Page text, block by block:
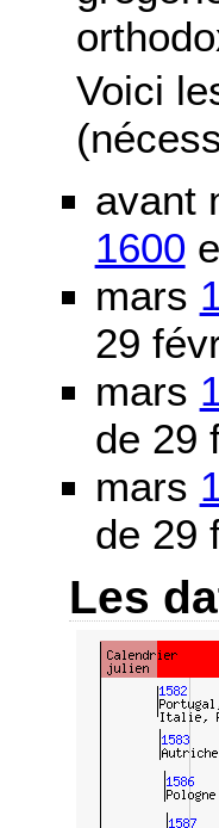
Voici
avant
1600
mars
29
mars
de 29
mars
de 29
Les